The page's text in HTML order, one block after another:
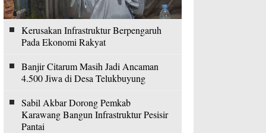
Kerusakan Infrastruktur Berpengaruh
Pada Ekonomi Rakyat
Banjir Citarum Masih Jadi Ancaman
4.500 Jiwa di Desa Telukbuyung
Sabil Akbar Dorong Pemkab
Karawang Bangun Infrastruktur Pesisir
Pantai